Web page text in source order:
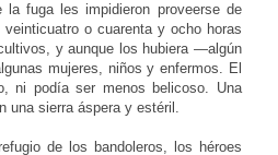
la fuga les impidieron proveerse de
o cuarenta y ocho horas
y aunque los hubiera —algún
mujeres, niños y enfermos. El
ni podía ser menos belicoso. Una
una sierra áspera y estéril.
de los bandoleros,
los héroes